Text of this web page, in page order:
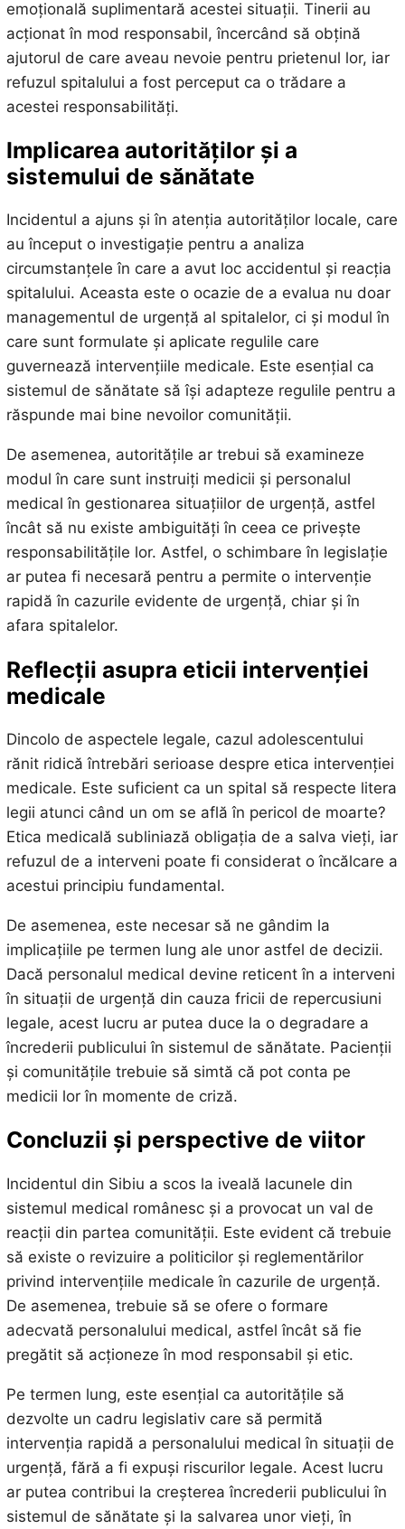
emoțională suplimentară acestei situații. Tinerii au
acționat în mod responsabil, încercând să obțină
ajutorul de care aveau nevoie pentru prietenul lor, iar
refuzul spitalului a fost perceput ca o trădare a
acestei responsabilități.
Implicarea autorităților și a
sistemului de sănătate
Incidentul a ajuns și în atenția autorităților locale, care
au început o investigație pentru a analiza
circumstanțele în care a avut loc accidentul și reacția
spitalului. Aceasta este o ocazie de a evalua nu doar
managementul de urgență al spitalelor, ci și modul în
care sunt formulate și aplicate regulile care
guvernează intervențiile medicale. Este esențial ca
sistemul de sănătate să își adapteze regulile pentru a
răspunde mai bine nevoilor comunității.
De asemenea, autoritățile ar trebui să examineze
modul în care sunt instruiți medicii și personalul
medical în gestionarea situațiilor de urgență, astfel
încât să nu existe ambiguități în ceea ce privește
responsabilitățile lor. Astfel, o schimbare în legislație
ar putea fi necesară pentru a permite o intervenție
rapidă în cazurile evidente de urgență, chiar și în
afara spitalelor.
Reflecții asupra eticii intervenției
medicale
Dincolo de aspectele legale, cazul adolescentului
rănit ridică întrebări serioase despre etica intervenției
medicale. Este suficient ca un spital să respecte litera
legii atunci când un om se află în pericol de moarte?
Etica medicală subliniază obligația de a salva vieți, iar
refuzul de a interveni poate fi considerat o încălcare a
acestui principiu fundamental.
De asemenea, este necesar să ne gândim la
implicațiile pe termen lung ale unor astfel de decizii.
Dacă personalul medical devine reticent în a interveni
în situații de urgență din cauza fricii de repercusiuni
legale, acest lucru ar putea duce la o degradare a
încrederii publicului în sistemul de sănătate. Pacienții
și comunitățile trebuie să simtă că pot conta pe
medicii lor în momente de criză.
Concluzii și perspective de viitor
Incidentul din Sibiu a scos la iveală lacunele din
sistemul medical românesc și a provocat un val de
reacții din partea comunității. Este evident că trebuie
să existe o revizuire a politicilor și reglementărilor
privind intervențiile medicale în cazurile de urgență.
De asemenea, trebuie să se ofere o formare
adecvată personalului medical, astfel încât să fie
pregătit să acționeze în mod responsabil și etic.
Pe termen lung, este esențial ca autoritățile să
dezvolte un cadru legislativ care să permită
intervenția rapidă a personalului medical în situații de
urgență, fără a fi expuși riscurilor legale. Acest lucru
ar putea contribui la creșterea încrederii publicului în
sistemul de sănătate și la salvarea unor vieți, în